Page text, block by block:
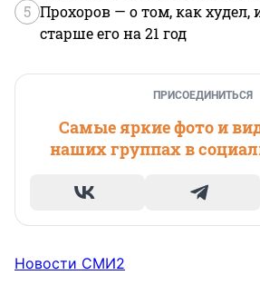
5 Прохоров — о том, как худел,
старше его на 21 год
ПРИСОЕДИНИТЬСЯ
Самые яркие фото и
наших группах в
Новости СМИ2